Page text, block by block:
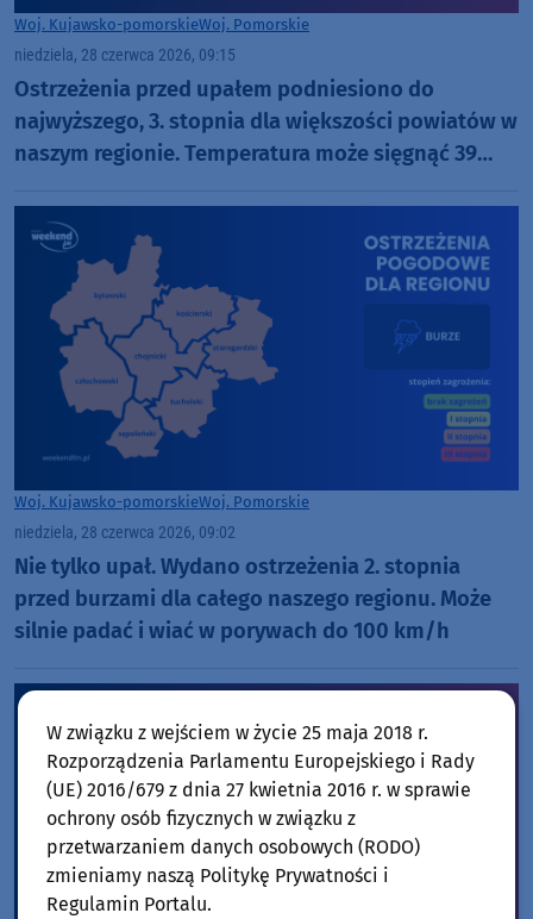
Woj. Kujawsko-pomorskieWoj. Pomorskie
niedziela, 28 czerwca 2026, 09:15
Ostrzeżenia przed upałem podniesiono do
najwyższego, 3. stopnia dla większości powiatów w
naszym regionie. Temperatura może sięgnąć 39
Woj. Kujawsko-pomorskieWoj. Pomorskie
niedziela, 28 czerwca 2026, 09:02
Nie tylko upał. Wydano ostrzeżenia 2. stopnia
przed burzami dla całego naszego regionu. Może
silnie padać i wiać w porywach do 100 km/h
W związku z wejściem w życie 25 maja 2018 r.
Rozporządzenia Parlamentu Europejskiego i Rady
(UE) 2016/679 z dnia 27 kwietnia 2016 r. w sprawie
ochrony osób fizycznych w związku z
przetwarzaniem danych osobowych (RODO)
zmieniamy naszą Politykę Prywatności i
Regulamin Portalu.